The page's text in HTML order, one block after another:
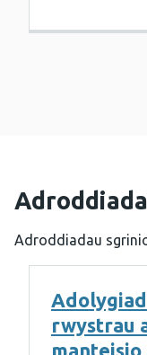
Adroddiadau
rwystrau
manteisio